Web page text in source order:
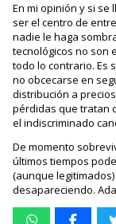
En mi opinión y si se
ser el centro de
nadie le haga
tecnológicos no son
todo lo contrario. Es
no obcecarse en
distribución a
pérdidas que tratan
el indiscriminado
De momento
últimos tiempos
(aunque
desapareciendo.